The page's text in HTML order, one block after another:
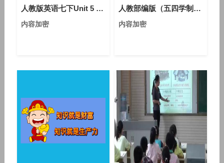
人教版英语七下Unit 5 Section B（1a-1d）课堂视频实录（王向杰）
内容加密
人教部编版（五四学制）语文六年级下册第9课《十六年前的回忆》课堂教学视频实录-冯丽
内容加密